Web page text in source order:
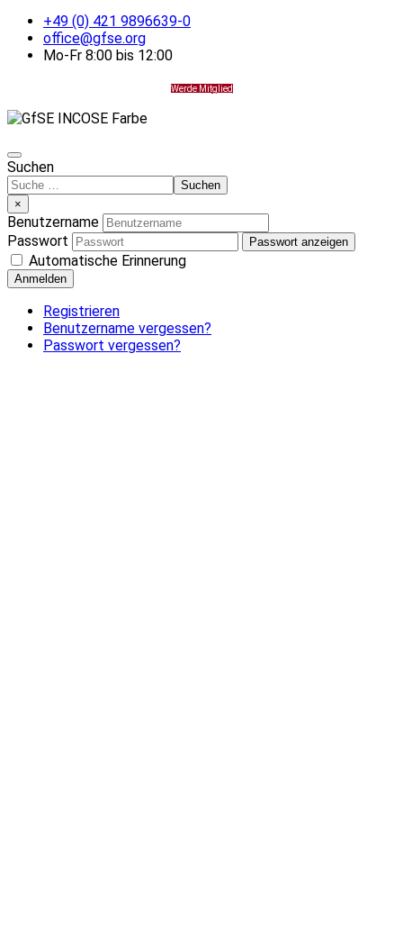
+49 (0) 421 9896639-0
office@gfse.org
Mo-Fr 8:00 bis 12:00
Werde Mitglied
Suchen
Suchen
×
Benutzername
Passwort
Passwort anzeigen
Automatische Erinnerung
Anmelden
Registrieren
Benutzername vergessen?
Passwort vergessen?